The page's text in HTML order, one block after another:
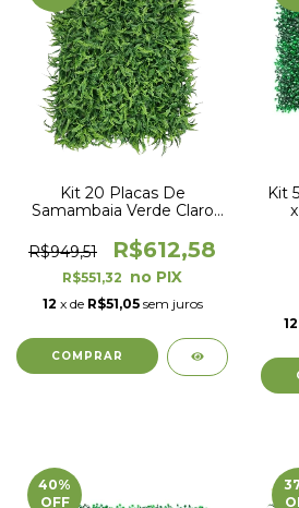
Kit 20 Placas De
Samambaia Verde Claro
Jardim Vertical
R$949,51 R$612,58
R$551,32
12 x de R$51,05 sem juros
Kit
12
40%
OFF